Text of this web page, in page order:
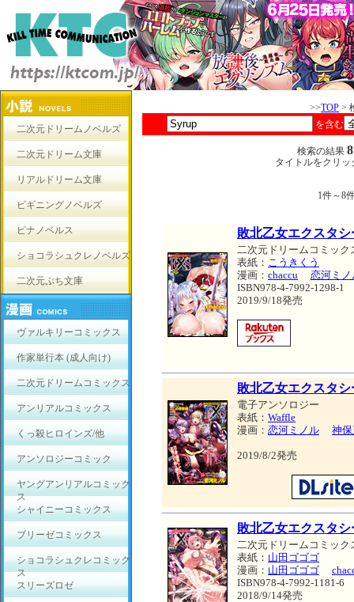
二次元ドリームノベルズ
二次元ドリーム文庫
リアルドリーム文庫
ビギニングノベルズ
ピナノベルス
ショコラシュクレノベルズ
二次元ぷち文庫
ヴァルキリーコミックス
作家単行本 (成人向け)
二次元ドリームコミックス
アンリアルコミックス
くっ殺ヒロインズ/他
アンソロジーコミック
ヤングアンリアルコミック
ス
シャイニーコミックス
ブリーゼコミックス
ショコラシュクレコミック
ス
スリーズロゼ
>>TOP >
を含む
検索の結果
タイトルをクリ
1件～8
敗北乙女エクスタシ
二次元ドリームコミック
表紙： こうきくう
漫画： chaccu
恋河ミノ
ISBN978-4-7992-1298-1
2019/9/18発売
敗北乙女エクスタシ
電子アンソロジー
表紙： Waffle
漫画： 恋河ミノル 神
2019/8/2発売
敗北乙女エクスタシ
二次元ドリームコミック
表紙： 山田ゴゴゴ
漫画： 山田ゴゴゴ
ISBN978-4-7992-1181-6
2018/9/14発売